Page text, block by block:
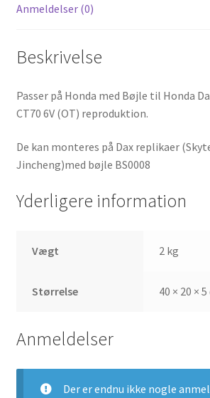
Anmeldelser (0)
Beskrivelse
Passer på Honda med Bøjle til Honda
CT70 6V (OT) reproduktion.
De kan monteres på Dax replikaer
Jincheng)med bøjle BS0008
Yderligere information
Vægt 2 kg
Størrelse 40 × 20 ×
Anmeldelser
Der er endnu ikke nogle